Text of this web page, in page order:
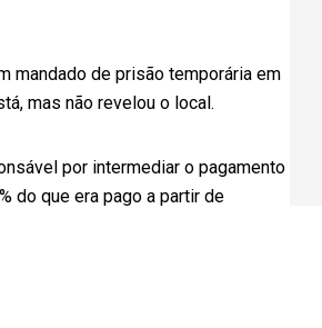
mandado de prisão temporária em
mas não revelou o local.
por intermediar o pagamento
do que era pago a partir de